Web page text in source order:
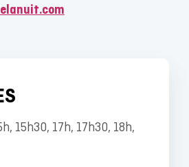
15h30, 17h, 17h30, 18h,